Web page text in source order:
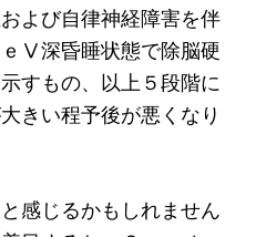
よび自律神経障害を伴
Ⅴ深昏睡状態で除脳硬
すもの、以上５段階に
きい程予後が悪くなり
感じるかもしれません